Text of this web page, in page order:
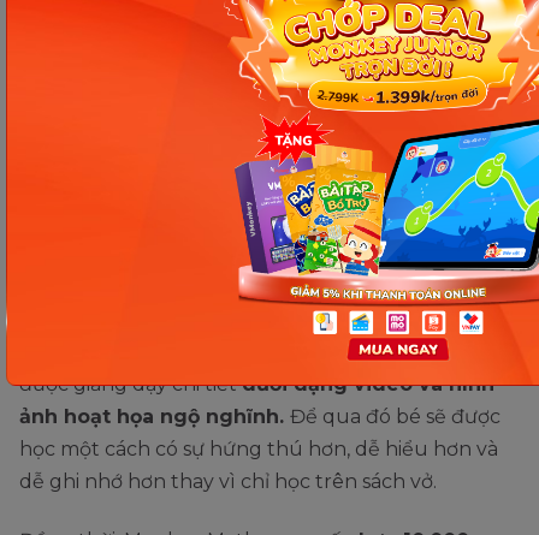
Phần mềm học Toán với các phương pháp giáo dục hiện
đại Monkey Math. (Ảnh: Monkey)
Cụ thể, nội dung bài học trên Monkey Math sẽ có
hơn 400 bài học, với hơn 60 chủ đề toántừ phép
tính cộng, trừ, nhân, chia cho đến các kiến thức bé
sẽ được học trong chương trình tiểu học. Tất cả
được giảng dạy chi tiếtdưới dạng video và hình
ảnh hoạt họa ngộ nghĩnh. Để qua đó bé sẽ được
học một cách có sự hứng thú hơn, dễ hiểu hơn và
dễ ghi nhớ hơn thay vì chỉ học trên sách vở.